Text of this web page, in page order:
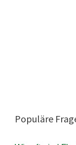
Populäre